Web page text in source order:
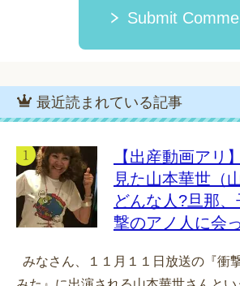
Submit
最近読まれている記事
【出産動画アリ
見た山本華世（
どんな人?旦那
撃のアノ人に会
みなさん、１１月１１日放送の『衝